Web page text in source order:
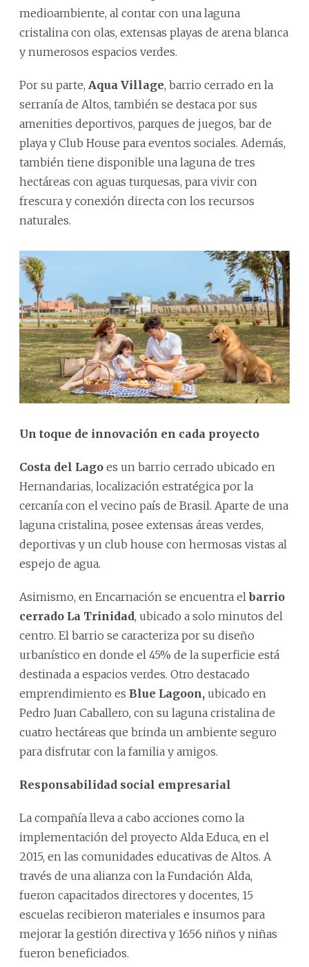
medioambiente, al contar con una laguna
cristalina con olas, extensas playas de arena blanca
y numerosos espacios verdes.
Por su parte, Aqua Village, barrio cerrado en la
serranía de Altos, también se destaca por sus
amenities deportivos, parques de juegos, bar de
playa y Club House para eventos sociales. Además,
también tiene disponible una laguna de tres
hectáreas con aguas turquesas, para vivir con
frescura y conexión directa con los recursos
naturales.
Un toque de innovación en cada proyecto
Costa del Lago es un barrio cerrado ubicado en
Hernandarias, localización estratégica por la
cercanía con el vecino país de Brasil. Aparte de una
laguna cristalina, posee extensas áreas verdes,
deportivas y un club house con hermosas vistas al
espejo de agua.
Asimismo, en Encarnación se encuentra el barrio
cerrado La Trinidad, ubicado a solo minutos del
centro. El barrio se caracteriza por su diseño
urbanístico en donde el 45% de la superficie está
destinada a espacios verdes. Otro destacado
emprendimiento es Blue Lagoon, ubicado en
Pedro Juan Caballero, con su laguna cristalina de
cuatro hectáreas que brinda un ambiente seguro
para disfrutar con la familia y amigos.
Responsabilidad social empresarial
La compañía lleva a cabo acciones como la
implementación del proyecto Alda Educa, en el
2015, en las comunidades educativas de Altos. A
través de una alianza con la Fundación Alda,
fueron capacitados directores y docentes, 15
escuelas recibieron materiales e insumos para
mejorar la gestión directiva y 1656 niños y niñas
fueron beneficiados.